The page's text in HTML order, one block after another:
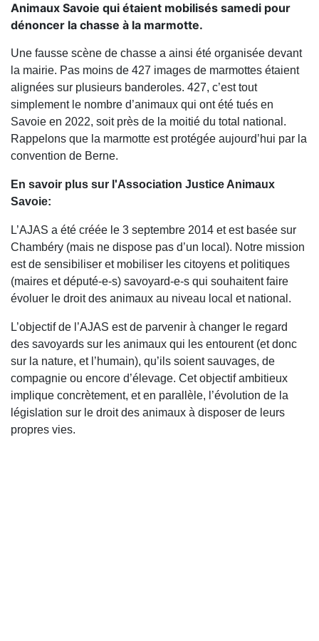
Animaux Savoie qui étaient mobilisés samedi pour
dénoncer la chasse à la marmotte.
Une fausse scène de chasse a ainsi été organisée devant
la mairie. Pas moins de 427 images de marmottes étaient
alignées sur plusieurs banderoles. 427, c’est tout
simplement le nombre d’animaux qui ont été tués en
Savoie en 2022, soit près de la moitié du total national.
Rappelons que la marmotte est protégée aujourd’hui par la
convention de Berne.
En savoir plus sur l'Association Justice Animaux
Savoie:
L’AJAS a été créée le 3 septembre 2014 et est basée sur
Chambéry (mais ne dispose pas d’un local). Notre mission
est de sensibiliser et mobiliser les citoyens et politiques
(maires et député-e-s) savoyard-e-s qui souhaitent faire
évoluer le droit des animaux au niveau local et national.
L’objectif de l’AJAS est de parvenir à changer le regard
des savoyards sur les animaux qui les entourent (et donc
sur la nature, et l’humain), qu’ils soient sauvages, de
compagnie ou encore d’élevage. Cet objectif ambitieux
implique concrètement, et en parallèle, l’évolution de la
législation sur le droit des animaux à disposer de leurs
propres vies.